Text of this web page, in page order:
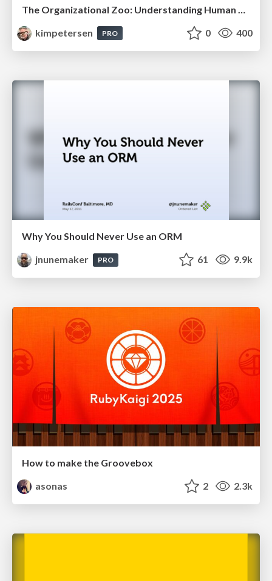
kimpetersen
PRO 0 400
Why You Should Never Use an ORM
jnunemaker
PRO 61 9.9k
How to make the Groovebox
asonas
2 2.3k